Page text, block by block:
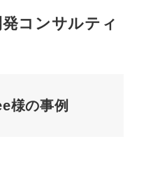
コンサルティ
様の事例